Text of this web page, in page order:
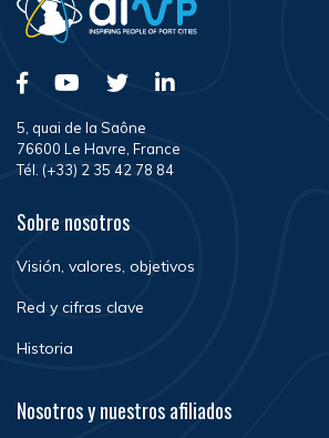
5, quai de la Saône
76600 Le Havre, France
Tél. (+33) 2 35 42 78 84
Sobre nosotros
Visión, valores, objetivos
Red y cifras clave
Historia
Nosotros y nuestros afiliados